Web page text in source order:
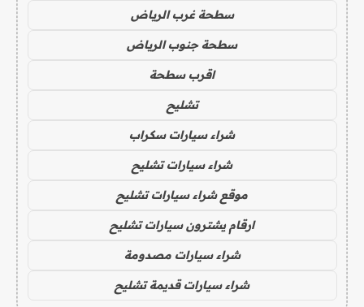
سطحة غرب الرياض
سطحة جنوب الرياض
اقرب سطحة
تشليح
شراء سيارات سكراب
شراء سيارات تشليح
موقع شراء سيارات تشليح
ارقام يشترون سيارات تشليح
شراء سيارات مصدومة
شراء سيارات قديمة تشليح